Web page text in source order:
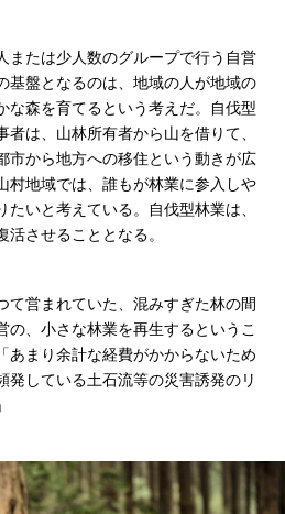
または少人数のグループで行う自営
基盤となるのは、地域の人が地域の
な森を育てるという考えだ。自伐型
は、山林所有者から山を借りて、
市から地方への移住という動きが広
村地域では、誰もが林業に参入しや
いと考えている。自伐型林業は、
させることとなる。
て営まれていた、混みすぎた林の間
、小さな林業を再生するというこ
あまり余計な経費がかからないため
発している土石流等の災害誘発のリ